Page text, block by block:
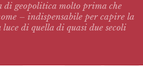
di geopolitica molto prima che
– indispensabile per capire la
di quella di quasi due secoli